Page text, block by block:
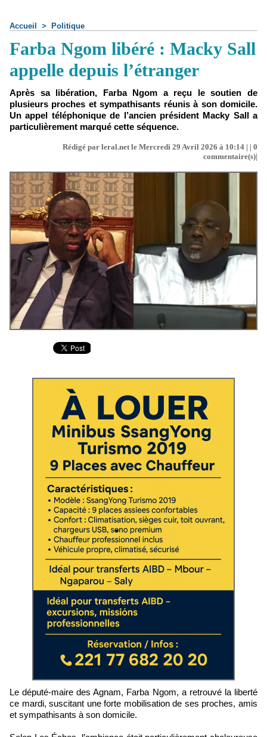
Accueil > Politique
Farba Ngom libéré : Macky Sall
appelle depuis l’étranger
Après sa libération, Farba Ngom a reçu le soutien de
plusieurs proches et sympathisants réunis à son domicile.
Un appel téléphonique de l’ancien président Macky Sall a
particulièrement marqué cette séquence.
Rédigé par leral.net le Mercredi 29 Avril 2026 à 10:14 | | 0
commentaire(s)|
Le député-maire des Agnam, Farba Ngom, a retrouvé la liberté
ce mardi, suscitant une forte mobilisation de ses proches, amis
et sympathisants à son domicile.